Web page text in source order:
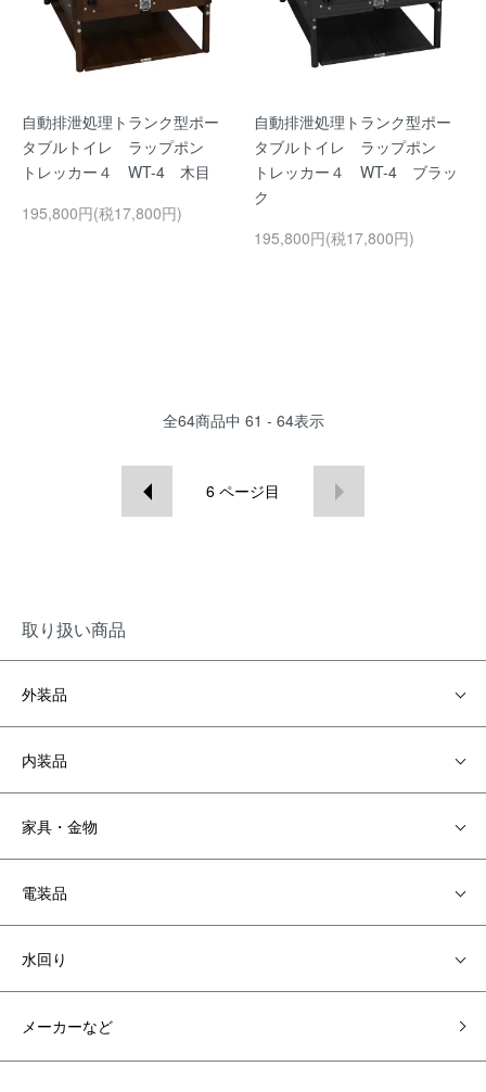
自動排泄処理トランク型ポー
タブルトイレ ラップポン
トレッカー４ WT-4 木目
195,800円(税17,800円)
自動排泄処理トランク型ポー
タブルトイレ ラップポン
トレッカー４ WT-4 ブラッ
ク
195,800円(税17,800円)
全64商品中 61 - 64表示
6 ページ目
取り扱い商品
外装品
内装品
家具・金物
電装品
水回り
メーカーなど